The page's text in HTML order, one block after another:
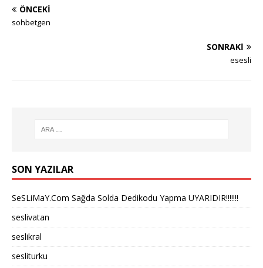
ÖNCEKI
sohbetgen
SONRAKI
esesli
SON YAZILAR
SeSLiMaY.Com Sağda Solda Dedikodu Yapma UYARIDIR!!!!!!!
seslivatan
seslikral
sesliturku